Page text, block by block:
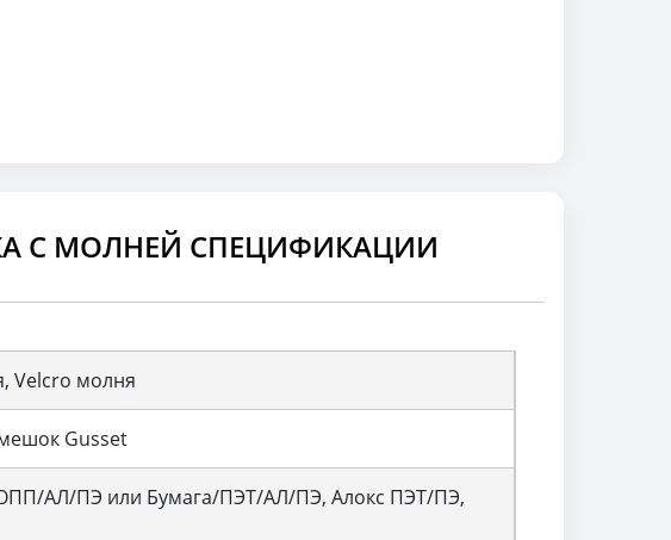
С МОЛНЕЙ СПЕЦИФИКАЦИИ
Velcro молня
Gusset
АЛ/ПЭ или Бумага/ПЭТ/АЛ/ПЭ, Алокс ПЭТ/ПЭ,